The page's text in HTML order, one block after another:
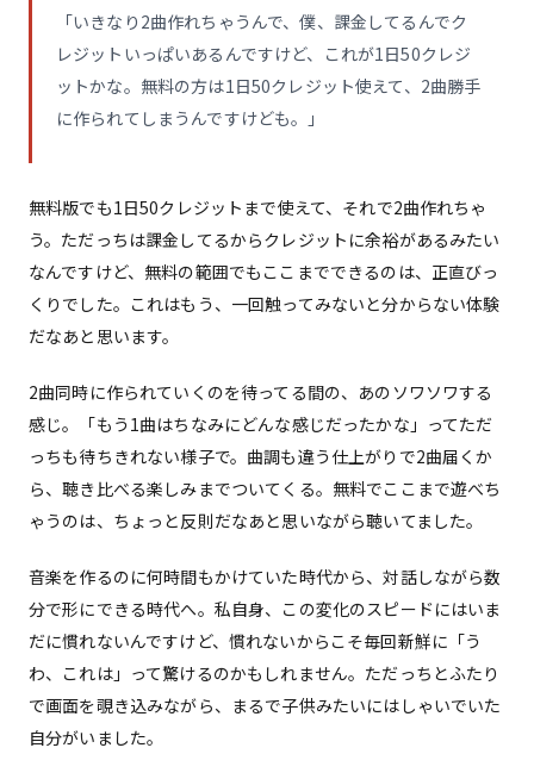
「いきなり2曲作れちゃうんで、僕、課金してるんでク
レジットいっぱいあるんですけど、これが1日50クレジ
ットかな。無料の方は1日50クレジット使えて、2曲勝手
に作られてしまうんですけども。」
無料版でも1日50クレジットまで使えて、それで2曲作れちゃ
う。ただっちは課金してるからクレジットに余裕があるみたい
なんですけど、無料の範囲でもここまでできるのは、正直びっ
くりでした。これはもう、一回触ってみないと分からない体験
だなあと思います。
2曲同時に作られていくのを待ってる間の、あのソワソワする
感じ。「もう1曲はちなみにどんな感じだったかな」ってただ
っちも待ちきれない様子で。曲調も違う仕上がりで2曲届くか
ら、聴き比べる楽しみまでついてくる。無料でここまで遊べち
ゃうのは、ちょっと反則だなあと思いながら聴いてました。
音楽を作るのに何時間もかけていた時代から、対話しながら数
分で形にできる時代へ。私自身、この変化のスピードにはいま
だに慣れないんですけど、慣れないからこそ毎回新鮮に「う
わ、これは」って驚けるのかもしれません。ただっちとふたり
で画面を覗き込みながら、まるで子供みたいにはしゃいでいた
自分がいました。